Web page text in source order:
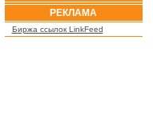
РЕКЛАМА
Биржа ссылок LinkFeed